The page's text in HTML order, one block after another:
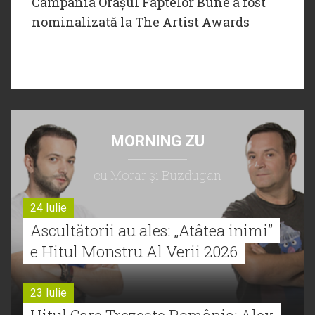
nominalizată la The Artist Awards
MORNING ZU
cu Morar şi Buzdugan
24 Iulie
Ascultătorii au ales: „Atâtea inimi”
e Hitul Monstru Al Verii 2026
23 Iulie